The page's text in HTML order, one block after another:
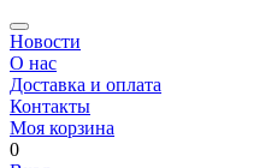
Новости
О нас
Доставка и оплата
Контакты
Моя корзина
0